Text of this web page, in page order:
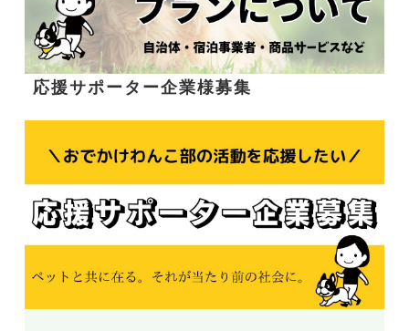
応援サポーター企業様募集